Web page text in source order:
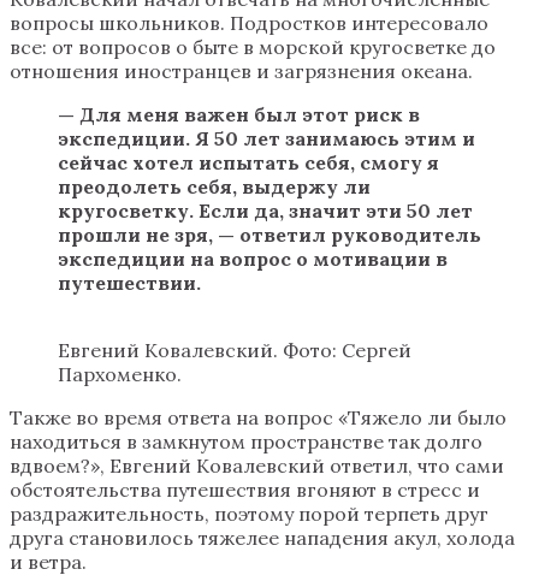
вопросы школьников. Подростков интересовало
все: от вопросов о быте в морской кругосветке до
отношения иностранцев и загрязнения океана.
— Для меня важен был этот риск в
экспедиции. Я 50 лет занимаюсь этим и
сейчас хотел испытать себя, смогу я
преодолеть себя, выдержу ли
кругосветку. Если да, значит эти 50 лет
прошли не зря, — ответил руководитель
экспедиции на вопрос о мотивации в
путешествии.
Евгений Ковалевский. Фото: Сергей
Пархоменко.
Также во время ответа на вопрос «‎Тяжело ли было
находиться в замкнутом пространстве так долго
вдвоем?», Евгений Ковалевский ответил, что сами
обстоятельства путешествия вгоняют в стресс и
раздражительность, поэтому порой терпеть друг
друга становилось тяжелее нападения акул, холода
и ветра.